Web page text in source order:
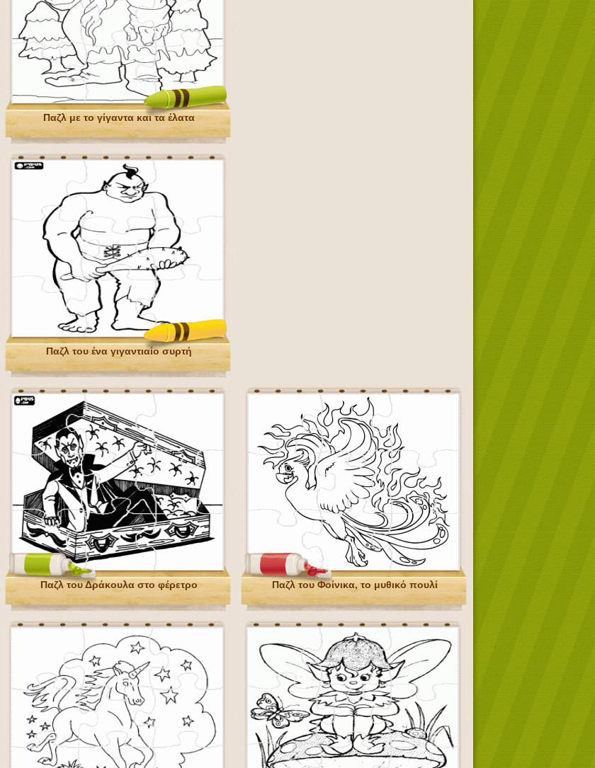
Παζλ με το γίγαντα και τα έλατα
Παζλ του ένα γιγαντιαίο συρτή
Παζλ του Δράκουλα στο φέρετρο Παζλ του Φοίνικα, το μυθικό πουλί